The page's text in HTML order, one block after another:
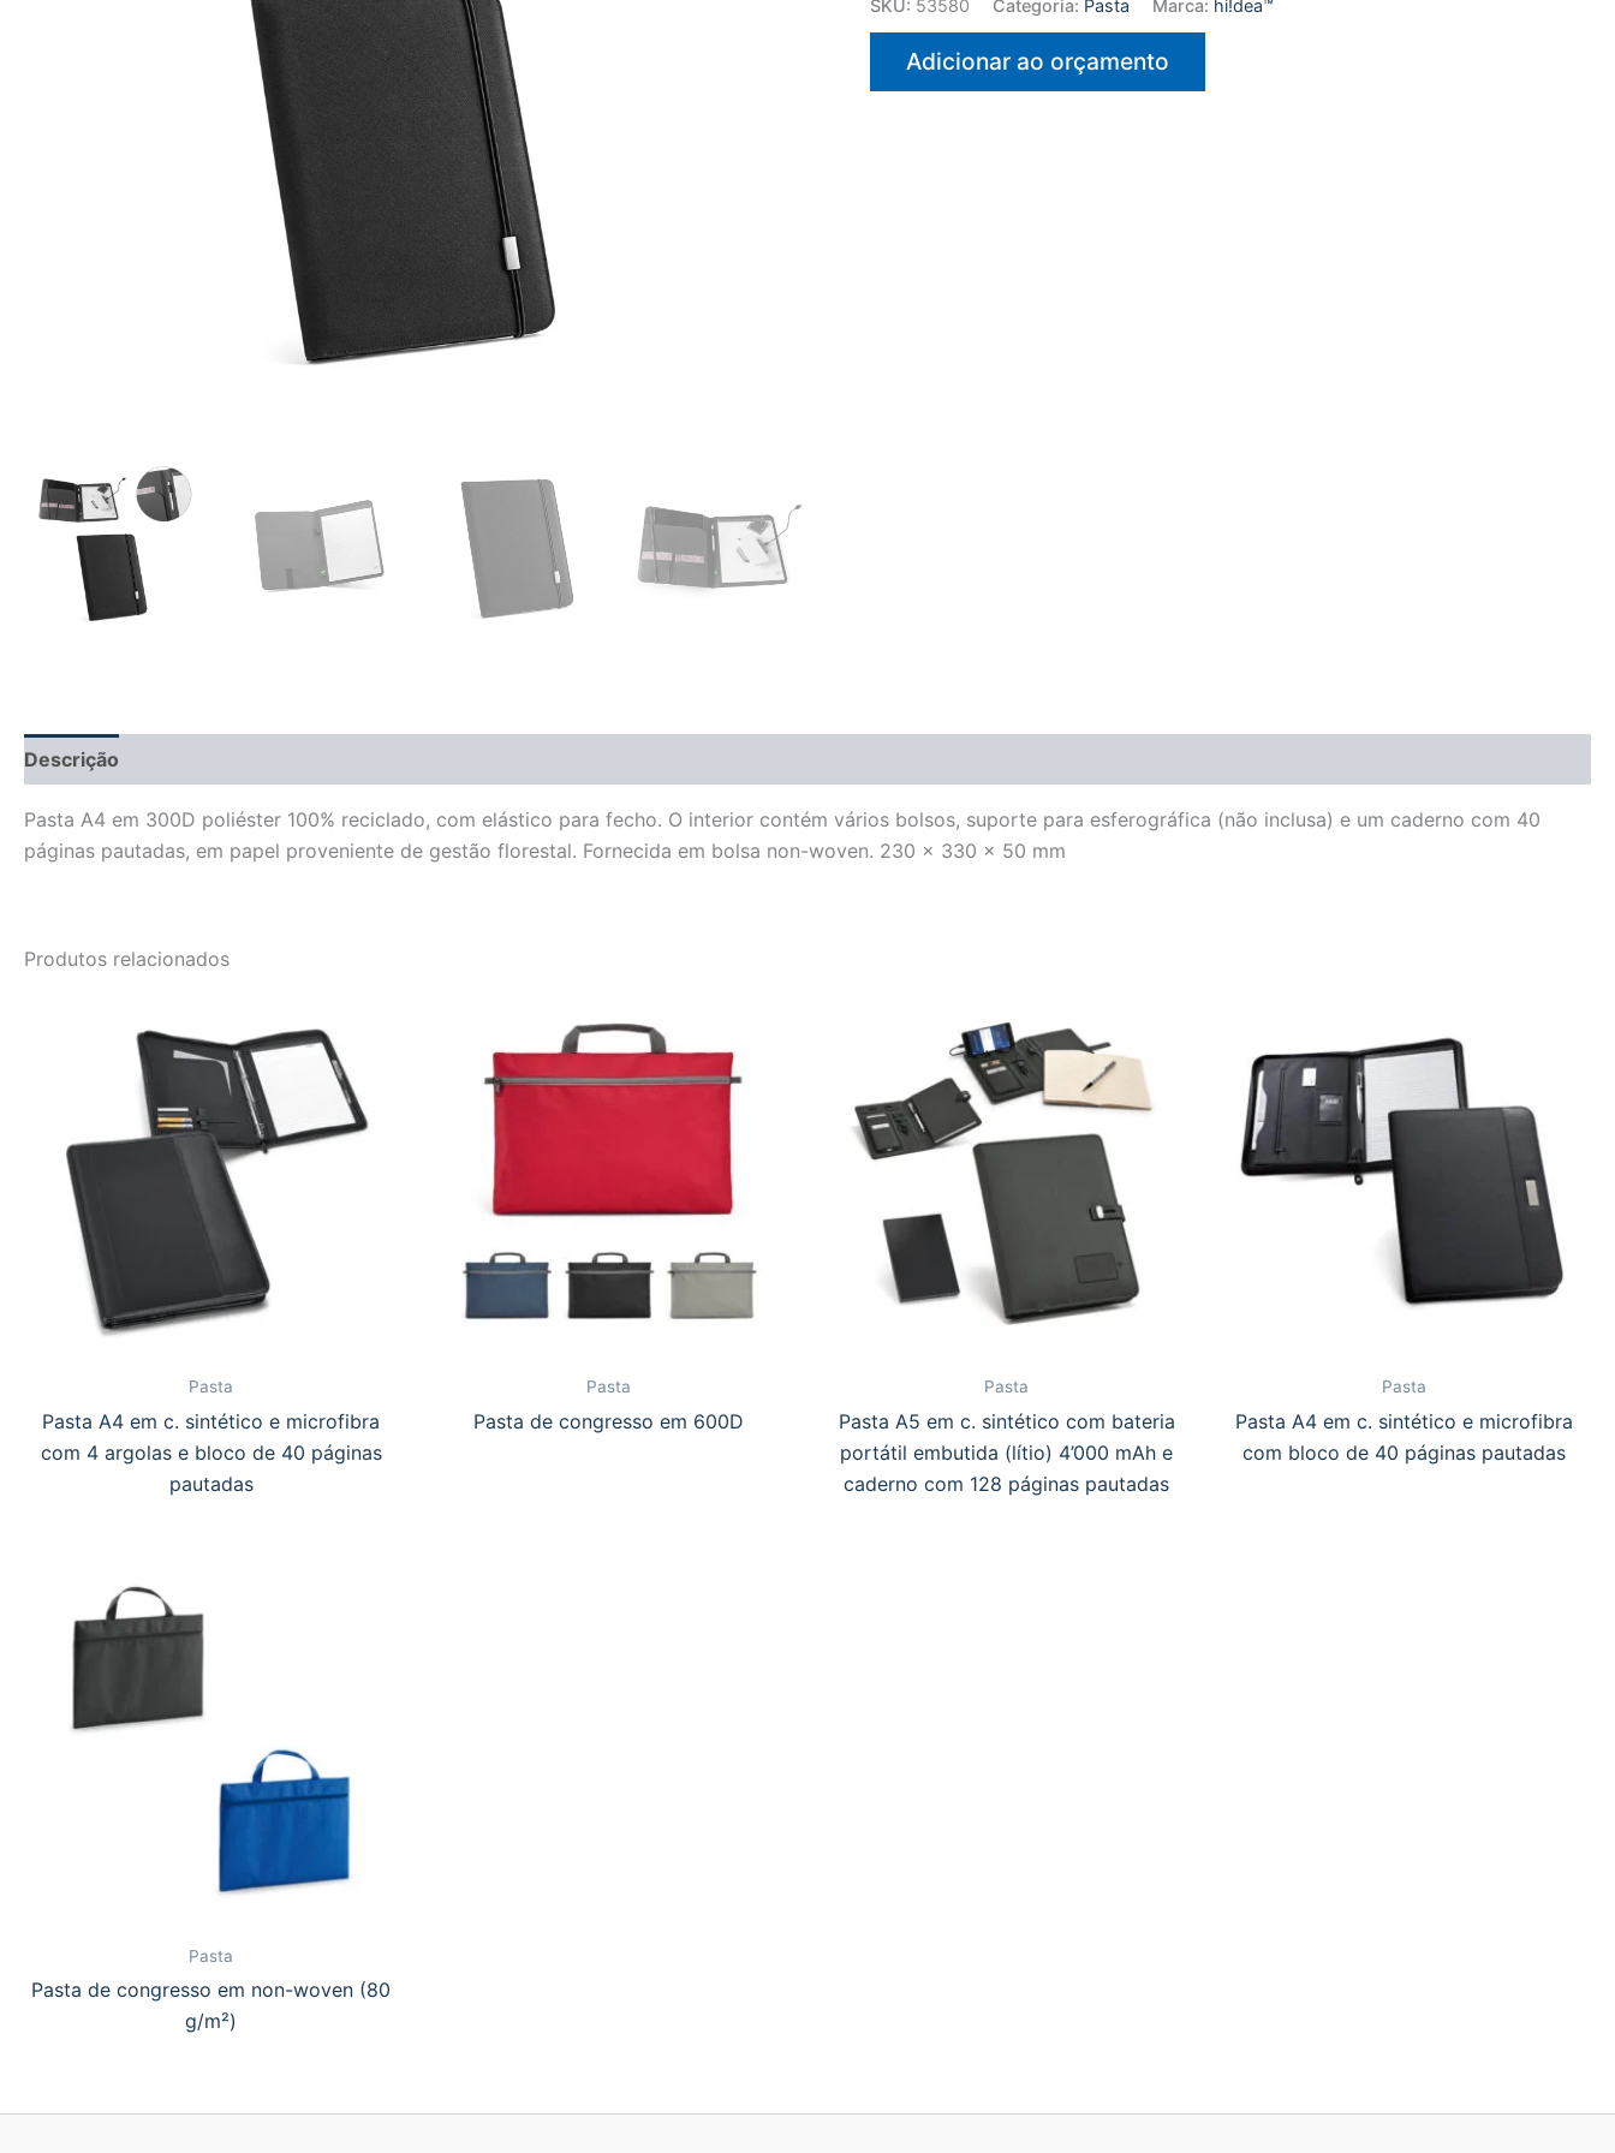
SKU: 53580 Categoria: Pasta Marca: hi!dea™
Adicionar ao orçamento
Descrição
Pasta A4 em 300D poliéster 100% reciclado, com elástico para fecho. O interior contém vários bolsos, suporte para esferográfica (não inclusa) e um caderno com 40
páginas pautadas, em papel proveniente de gestão florestal. Fornecida em bolsa non-woven. 230 x 330 x 50 mm
Produtos relacionados
Pasta
Pasta A4 em c. sintético e microfibra
com 4 argolas e bloco de 40 páginas
pautadas
Pasta
Pasta de congresso em 600D
Pasta
Pasta A5 em c. sintético com bateria
portátil embutida (lítio) 4’000 mAh e
caderno com 128 páginas pautadas
Pasta
Pasta A4 em c. sintético e microfibra
com bloco de 40 páginas pautadas
Pasta
Pasta de congresso em non-woven (80
g/m²)